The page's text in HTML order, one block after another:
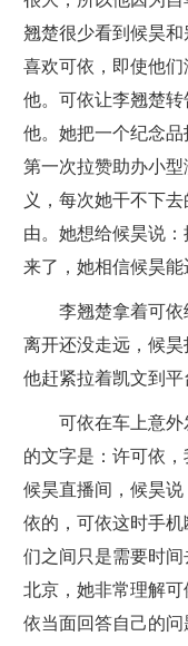
翘楚很少看到候昊
喜欢可依，即使他
他。可依让李翘楚
他。她把一个纪念
第一次拉赞助办小
义，每次她干不下
由。她想给候昊说
来了，她相信候昊能
李翘楚拿着可依
离开还没走远，候昊
他赶紧拉着凯文到平
可依在车上意
的文字是：许可依
候昊直播间，候昊
依的，可依这时手
们之间只是需要时
北京，她非常理解
依当面回答自己的